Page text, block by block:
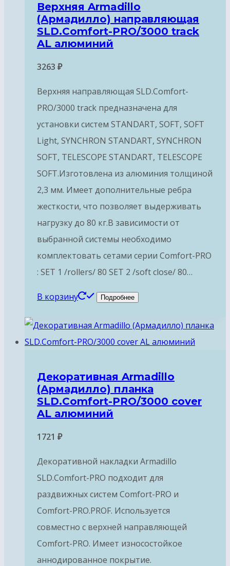
Верхняя Armadillo
(Армадилло) направляющая
SLD.Comfort-PRO/3000 track
AL алюминий
3263 ₽
Верхняя направляющая SLD.Comfort-
PRO/3000 track предназначена для
установки систем STANDART, SOFT, SOFT
Light, SYNCHRON STANDART, SYNCHRON
SOFT, TELESCOPE STANDART, TELESCOPE
SOFT.Изготовлена из алюминия толщиной
2,3 мм. Имеет дополнительные ребра
жесткости, что позволяет выдерживать
нагрузку до 80 кг.В зависимости от
выбранной системы необходимо
комплектовать сетами серии Comfort-PRO
: SET 1 /rollers/ 80 SET 2 /soft close/ 80…
В корзину Подробнее
Декоративная Armadillo
(Армадилло) планка
SLD.Comfort-PRO/3000 cover
AL алюминий
1721 ₽
Декоративной накладки Armadillo
SLD.Comfort-PRO подходит для
раздвижных систем Comfort-PRO и
Comfort-PRO.PROF. Используется
совместно с верхней направляющей
Comfort-PRO. Имеет износостойкое
аннодированное покрытие.